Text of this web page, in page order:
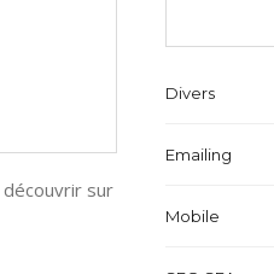
sur
Divers
Emailing
Mobile